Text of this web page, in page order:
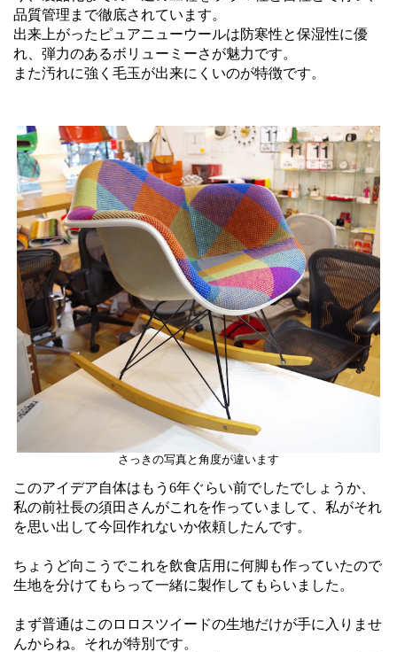
品質管理まで徹底されています。
出来上がったピュアニューウールは防寒性と保湿性に優
れ、弾力のあるボリューミーさが魅力です。
また汚れに強く毛玉が出来にくいのが特徴です。
さっきの写真と角度が違います
このアイデア自体はもう6年ぐらい前でしたでしょうか、
私の前社長の須田さんがこれを作っていまして、私がそれ
を思い出して今回作れないか依頼したんです。
ちょうど向こうでこれを飲食店用に何脚も作っていたので
生地を分けてもらって一緒に製作してもらいました。
まず普通はこのロロスツイードの生地だけが手に入りませ
んからね。それが特別です。